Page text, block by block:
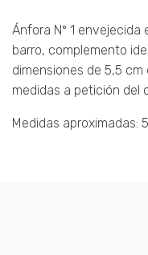
Ánfora Nº 1
barro, complemento
dimensiones de 5,5
medidas a petición del
Medidas aproximadas: